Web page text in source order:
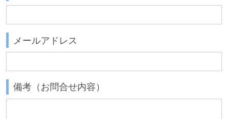
メールアドレス
備考（お問合せ内容）